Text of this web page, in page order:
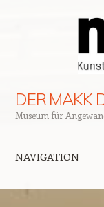
DER MAKK
Museum für
NAVIGATION